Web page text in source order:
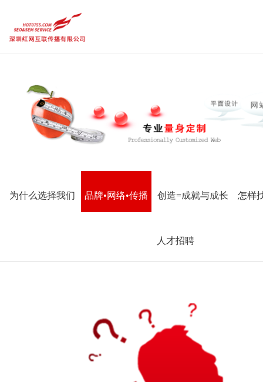
品牌设计作品 品牌企业官网
传统市场竞争激烈，互联网上仍潜藏着勃勃商机！
让我们一起来创造更大的奇迹！
内容运营维护
为什么选择我们 品牌•网络•传播 创造=成就与成长 怎样
人才招聘